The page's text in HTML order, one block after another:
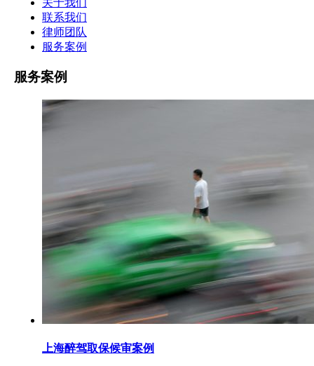
关于我们
联系我们
律师团队
服务案例
服务案例
上海醉驾取保候审案例